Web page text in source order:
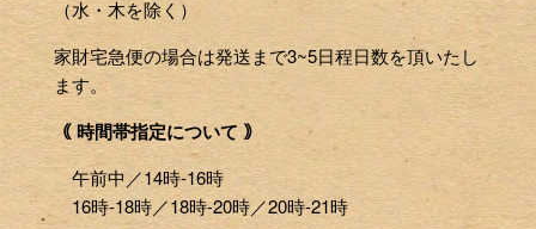
（水・木を除く）
家財宅急便の場合は発送まで3~5日程日数を頂いたし
ます。
｟ 時間帯指定について ｠
午前中／14時-16時
16時-18時／18時-20時／20時-21時